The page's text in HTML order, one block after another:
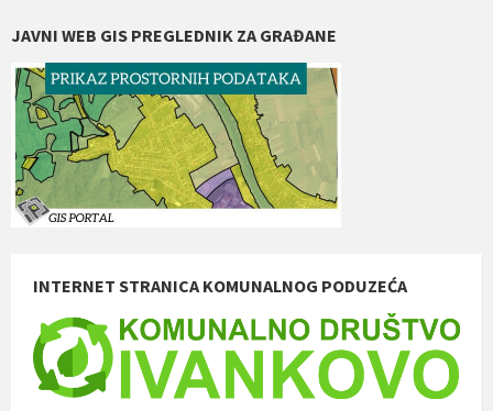
JAVNI WEB GIS PREGLEDNIK ZA GRAĐANE
INTERNET STRANICA KOMUNALNOG PODUZEĆA